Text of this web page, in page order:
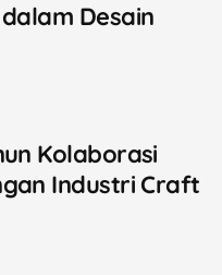
Desain
Kolaborasi
Industri Craft